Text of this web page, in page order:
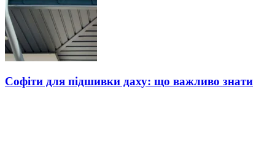
Софіти для підшивки даху: що важливо знати